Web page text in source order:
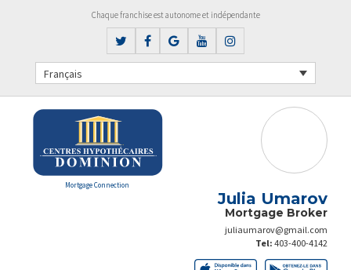
Chaque franchise est autonome et indépendante
Français
Mortgage Connection
Julia Umarov
Mortgage Broker
juliaumarov@gmail.com
Tel: 403-400-4142